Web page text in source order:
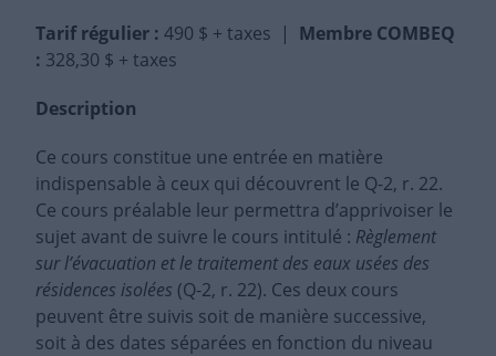
Tarif régulier : 490 $ + taxes | Membre COMBEQ
: 328,30 $ + taxes
Description
Ce cours constitue une entrée en matière
indispensable à ceux qui découvrent le Q-2, r. 22.
Ce cours préalable leur permettra d’apprivoiser le
sujet avant de suivre le cours intitulé : Règlement
sur l’évacuation et le traitement des eaux usées des
résidences isolées (Q-2, r. 22). Ces deux cours
peuvent être suivis soit de manière successive,
soit à des dates séparées en fonction du niveau